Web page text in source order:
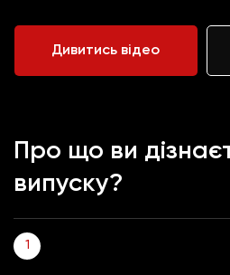
Дивитись відео
Про що ви
випуску?